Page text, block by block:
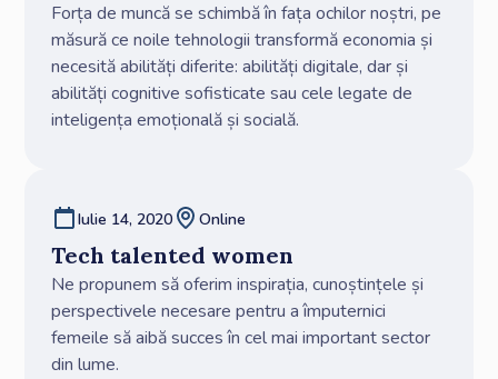
Forța de muncă se schimbă în fața ochilor noștri, pe
măsură ce noile tehnologii transformă economia și
necesită abilități diferite: abilități digitale, dar și
abilități cognitive sofisticate sau cele legate de
inteligența emoțională și socială.
Iulie 14, 2020 Online
Tech talented women
Ne propunem să oferim inspirația, cunoștințele și
perspectivele necesare pentru a împuternici
femeile să aibă succes în cel mai important sector
din lume.